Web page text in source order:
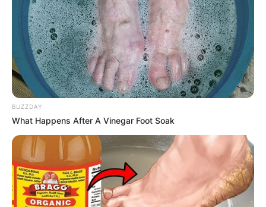
BUZZDAY
What Happens After A Vinegar Foot Soak